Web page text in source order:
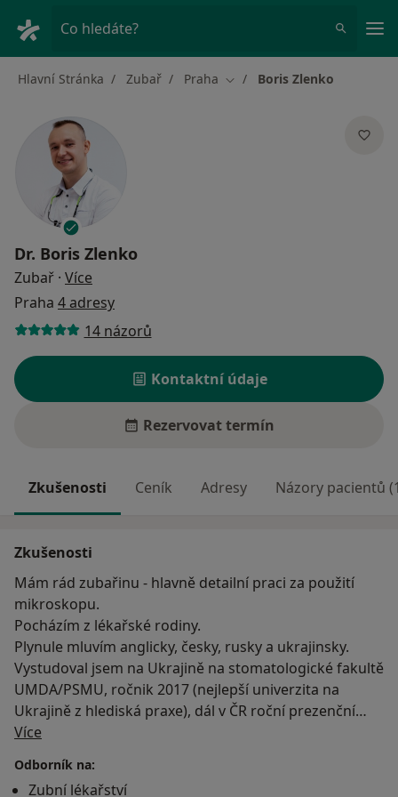
Co hledáte?
Hlavní Stránka Zubař Praha Změna města
Boris Zlenko
Dr. Boris Zlenko
Zubař · Více
Praha 4 adresy
14 názorů
Kontaktní údaje
Rezervovat termín
Zkušenosti Ceník Adresy Názory pacientů
Zkušenosti
Mám rád zubařinu - hlavně detailní praci za použití
mikroskopu.
Pocházím z lékařské rodiny.
Plynule mluvím anglicky, česky, rusky a ukrajinsky.
Vystudoval jsem na Ukrajině na stomatologické fakultě
UMDA/PSMU, ročnik 2017 (nejlepší univerzita na
Ukrajině z hlediská praxe), dál v ČR roční prezenční
kurz češtiny na Univerzitě Karlové - ÚJOP Hostivář. V
roce 2019 jsem složil poslední část aprobační zkoušky
a tím jsem získal od Ministerstva Zdravotnictví České
Více
Odborník na:
Zubní lékařství